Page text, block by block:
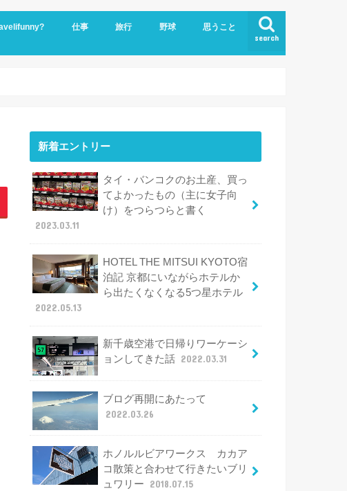
search
仕事 旅行
ビジネスクラスで世界一周
ハワイ
野球 思うこと
新着エントリー
タイ・バンコクのお土産、買っ
てよかったもの（主に女子向
け）をつらつらと書く
2023.03.11
HOTEL THE MITSUI KYOTO宿
泊記 京都にいながらホテルか
ら出たくなくなる5つ星ホテル
2022.05.13
新千歳空港で日帰りワーケーシ
ョンしてきた話 2022.03.31
ブログ再開にあたって
2022.03.26
ホノルルビアワークス カカア
コ散策と合わせて行きたいブリ
ュワリー
2018.07.15